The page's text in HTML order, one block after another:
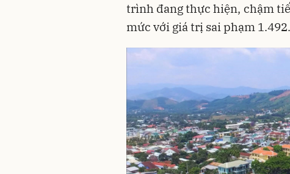
trình đang thực hiện, chậm
mức với giá trị sai phạm